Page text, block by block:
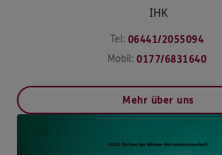
IHK
Tel: 06441/2055094
Mobil: 0177/6831640
Mehr über uns